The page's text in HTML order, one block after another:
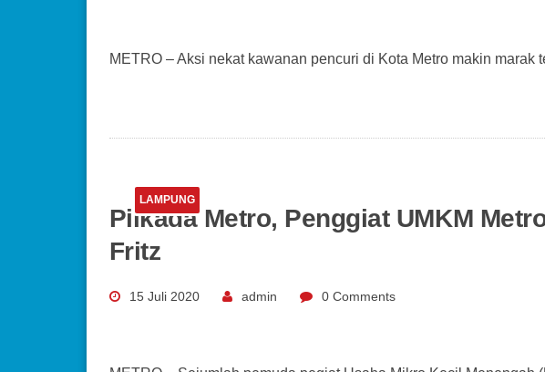
METRO – Aksi nekat kawanan pencuri di Kota Metro makin
LAMPUNG
Pilkada Metro, Penggiat UMKM
Fritz
15 Juli 2020 admin 0 Comments